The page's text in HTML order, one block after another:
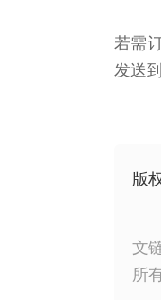
若需
发送
版
文
所